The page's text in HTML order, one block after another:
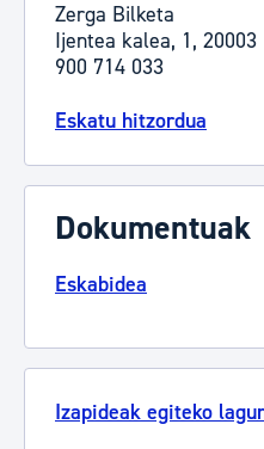
Zerga Bilketa
Ijentea kalea, 1, 20003
900 714 033
Eskatu hitzordua
Dokumentuak
Eskabidea
Izapideak egiteko